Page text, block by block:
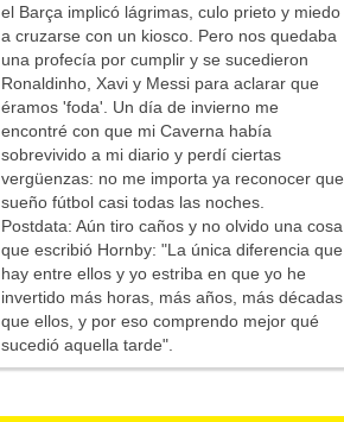
el Barça implicó lágrimas, culo prieto y miedo
a cruzarse con un kiosco. Pero nos quedaba
una profecía por cumplir y se sucedieron
Ronaldinho, Xavi y Messi para aclarar que
éramos 'foda'. Un día de invierno me
encontré con que mi Caverna había
sobrevivido a mi diario y perdí ciertas
vergüenzas: no me importa ya reconocer que
sueño fútbol casi todas las noches.
Postdata: Aún tiro caños y no olvido una cosa
que escribió Hornby: "La única diferencia que
hay entre ellos y yo estriba en que yo he
invertido más horas, más años, más décadas
que ellos, y por eso comprendo mejor qué
sucedió aquella tarde".